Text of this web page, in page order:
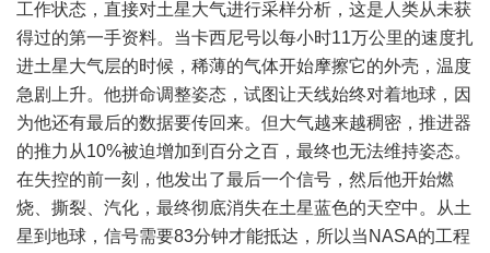
工作状态，直接对土星大气进行采样分析，这是人类从未获
得过的第一手资料。当卡西尼号以每小时11万公里的速度扎
进土星大气层的时候，稀薄的气体开始摩擦它的外壳，温度
急剧上升。他拼命调整姿态，试图让天线始终对着地球，因
为他还有最后的数据要传回来。但大气越来越稠密，推进器
的推力从10%被迫增加到百分之百，最终也无法维持姿态。
在失控的前一刻，他发出了最后一个信号，然后他开始燃
烧、撕裂、汽化，最终彻底消失在土星蓝色的天空中。从土
星到地球，信号需要83分钟才能抵达，所以当NASA的工程